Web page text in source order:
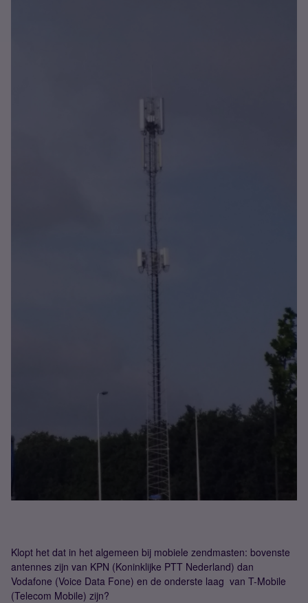
Klopt het dat in het algemeen bij mobiele zendmasten: bovenste
antennes zijn van KPN (Koninklijke PTT Nederland) dan
Vodafone (Voice Data Fone) en de onderste laag van T-Mobile
(Telecom Mobile) zijn?